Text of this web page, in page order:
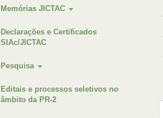
Memórias JICTAC
Declarações e Certificados
SIAc/JICTAC
Pesquisa
Editais e processos seletivos no
âmbito da PR-2